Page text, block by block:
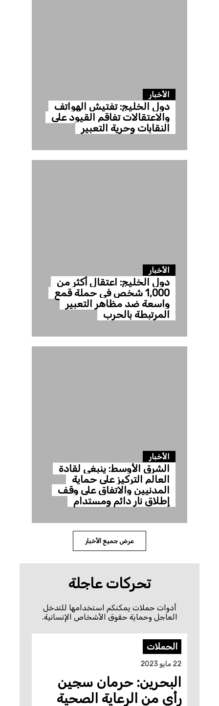
الأخبار
دول الخليج: تفتيش الهواتف
والاعتقالات تفاقم القيود على
النقابات وحرية التعبير
الأخبار
دول الخليج: اعتقال أكثر من
1,000 شخص في حملة قمع
واسعة ضد مظاهر التعبير
المرتبطة بالحرب
الأخبار
الشرق الأوسط: ينبغي لقادة
العالم التركيز على حماية
المدنيين والاتفاق على وقف
إطلاق نار دائم ومستدام
عرض جميع الأخبار
تحركات عاجلة
أدوات حملات يمكنكم استخدامها للتدخل
العاجل وحماية حقوق الأشخاص الإنسانية.
الحملات
22 مايو 2023
البحرين: حرمان سجين
رأي من الرعاية الصحية